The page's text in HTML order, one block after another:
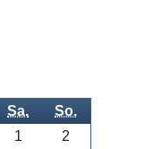
Sa. So.
1
2